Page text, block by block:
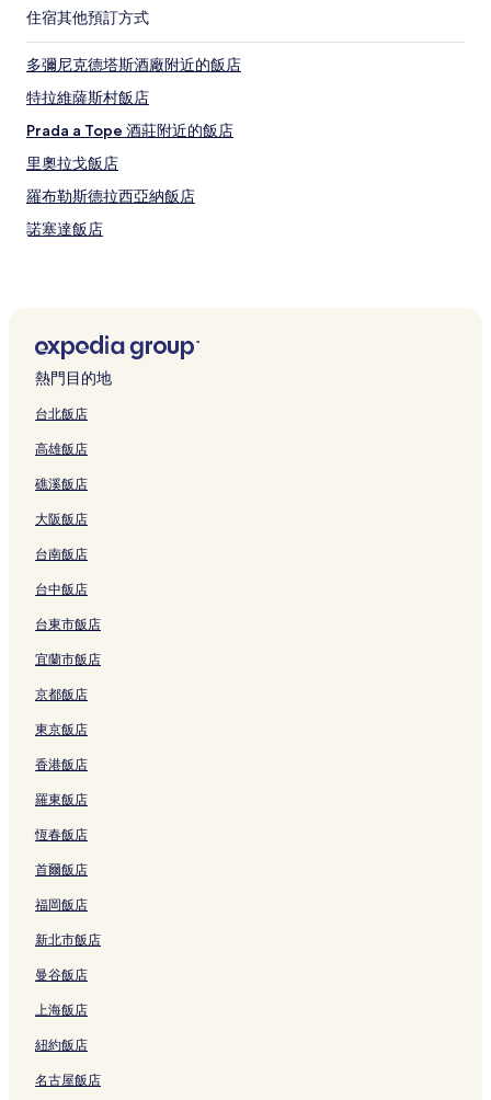
住宿其他預訂方式
多彌尼克德塔斯酒廠附近的飯店
特拉維薩斯村飯店
Prada a Tope 酒莊附近的飯店
里奧拉戈飯店
羅布勒斯德拉西亞納飯店
諾塞達飯店
比利亞塞卡拉齊阿納飯店
波布拉德拉德拉斯雷古拉斯飯店
熱門目的地
台北飯店
高雄飯店
礁溪飯店
大阪飯店
台南飯店
台中飯店
台東市飯店
宜蘭市飯店
京都飯店
東京飯店
香港飯店
羅東飯店
恆春飯店
首爾飯店
福岡飯店
新北市飯店
曼谷飯店
上海飯店
紐約飯店
名古屋飯店